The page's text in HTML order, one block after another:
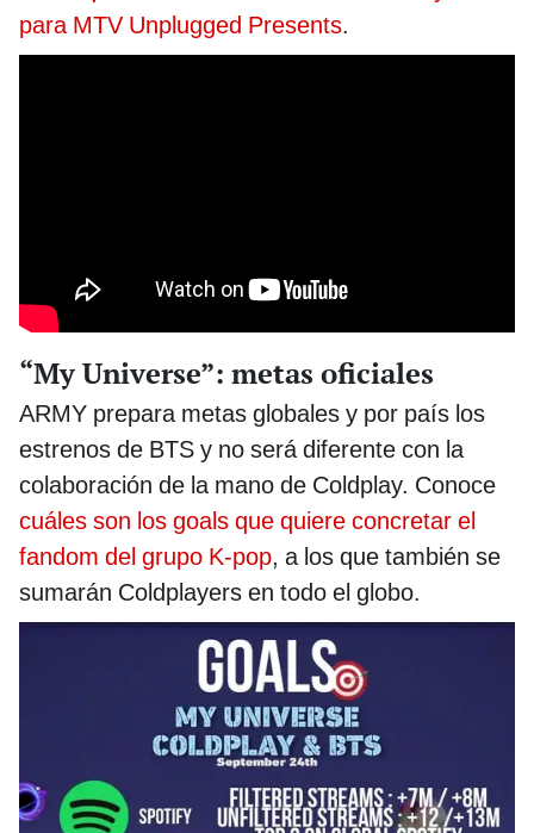
para MTV Unplugged Presents.
“My Universe”: metas oficiales
ARMY prepara metas globales y por país los
estrenos de BTS y no será diferente con la
colaboración de la mano de Coldplay. Conoce
cuáles son los goals que quiere concretar el
fandom del grupo K-pop, a los que también se
sumarán Coldplayers en todo el globo.